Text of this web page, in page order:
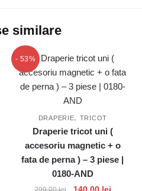
similare
- 53%
DRAPERIE, TRICOT
Draperie tricot uni (
accesoriu magnetic + o
fata de perna ) – 3 piese |
0180-AND
Prețul
Prețul